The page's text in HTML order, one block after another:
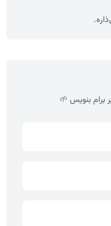
برام بنویس 🌱